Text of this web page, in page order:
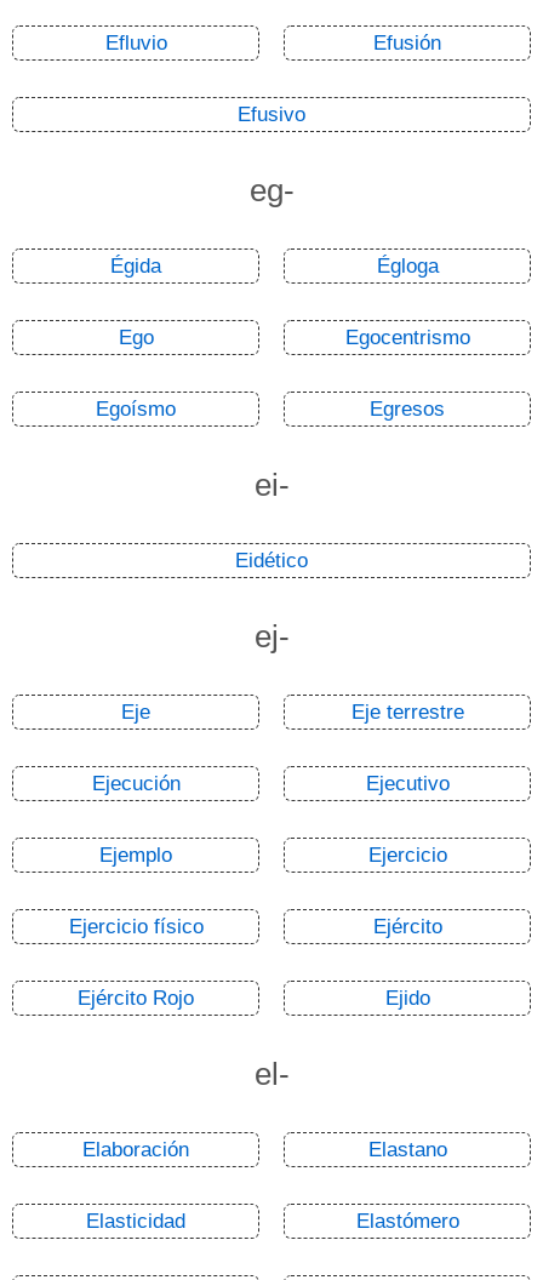
Efluvio Efusión
Efusivo
eg-
Égida Égloga
Ego Egocentrismo
Egoísmo Egresos
ei-
Eidético
ej-
Eje Eje terrestre
Ejecución Ejecutivo
Ejemplo Ejercicio
Ejercicio físico Ejército
Ejército Rojo Ejido
el-
Elaboración Elastano
Elasticidad Elastómero